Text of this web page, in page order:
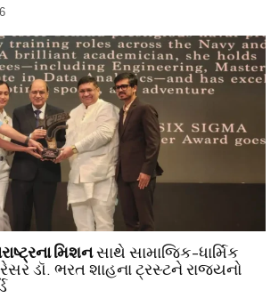
મિશનસાથે સામાજિક-ધાર્મિક
ડૉ. ભરત શાહના ટ્રસ્ટને રાજ્યનો